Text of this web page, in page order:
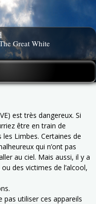
Great White
est très dangereux. Si
être en train de
Limbes. Certaines de
qui n’ont pas
au ciel. Mais aussi, il y a
des victimes de l’alcool,
utiliser ces appareils